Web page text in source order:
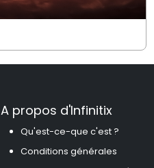
A propos d'Infinitix
Qu'est-ce-que c'est ?
Conditions générales